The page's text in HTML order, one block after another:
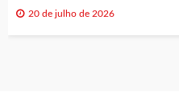
20 de julho de 2026